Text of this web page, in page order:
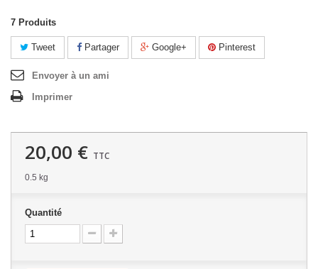
7 Produits
Tweet Partager Google+ Pinterest
Envoyer à un ami
Imprimer
20,00 € TTC
0.5 kg
Quantité